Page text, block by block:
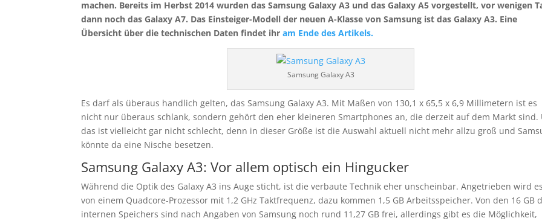
machen. Bereits im Herbst 2014 wurden das Samsung Galaxy A3 und das Galaxy A5 vorgestellt, vor wenigen
dann noch das Galaxy A7. Das Einsteiger-Modell der neuen A-Klasse von Samsung ist das Galaxy A3. Eine
Übersicht über die technischen Daten findet ihram Ende des Artikels.
Samsung Galaxy A3
Es darf als überaus handlich gelten, das Samsung Galaxy A3. Mit Maßen von 130,1 x 65,5 x 6,9 Millimetern ist es
nicht nur überaus schlank, sondern gehört den eher kleineren Smartphones an, die derzeit auf dem Markt sind.
das ist vielleicht gar nicht schlecht, denn in dieser Größe ist die Auswahl aktuell nicht mehr allzu groß und
könnte da eine Nische besetzen.
Samsung Galaxy A3: Vor allem optisch ein Hingucker
Während die Optik des Galaxy A3 ins Auge sticht, ist die verbaute Technik eher unscheinbar. Angetrieben wird es
von einem Quadcore-Prozessor mit 1,2 GHz Taktfrequenz, dazu kommen 1,5 GB Arbeitsspeicher. Von den 16 GB
internen Speichers sind nach Angaben von Samsung noch rund 11,27 GB frei, allerdings gibt es die Möglichkeit,